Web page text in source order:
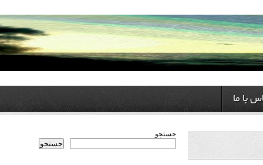
جستجو